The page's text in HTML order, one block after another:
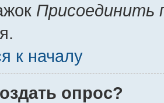
Присоединить
к началу
опрос?